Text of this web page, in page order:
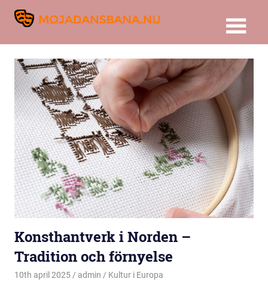
Skip
kultur
och
kultur
i
olika
länder
Konsthantverk i Norden –
Tradition och förnyelse
10th april 2025 admin Kultur i Europa